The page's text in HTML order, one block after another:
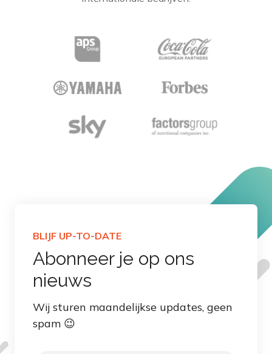
BLIJF UP-TO-DATE
Abonneer je op ons
nieuws
Wij sturen maandelijkse updates, geen
spam 😉